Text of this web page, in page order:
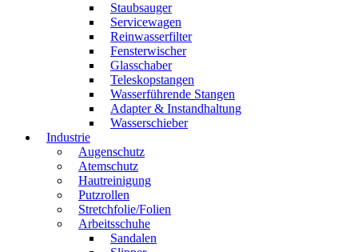
Staubsauger
Servicewagen
Reinwasserfilter
Fensterwischer
Glasschaber
Teleskopstangen
Wasserführende Stangen
Adapter & Instandhaltung
Wasserschieber
Industrie
Augenschutz
Atemschutz
Hautreinigung
Putzrollen
Stretchfolie/Folien
Arbeitsschuhe
Sandalen